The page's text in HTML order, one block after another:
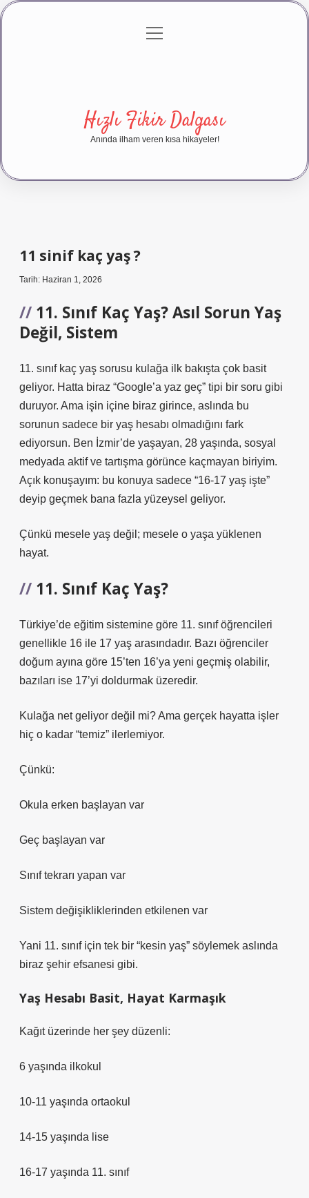
Gizlilik Politikası
menüyü
Hızlı Fikir Dalgası
Anında ilham veren kısa hikayeler!
11 sinif kaç yaş ?
Tarih: Haziran 1, 2026
11. Sınıf Kaç Yaş? Asıl Sorun Yaş
Değil, Sistem
11. sınıf kaç yaş sorusu kulağa ilk bakışta çok basit
geliyor. Hatta biraz “Google’a yaz geç” tipi bir soru gibi
duruyor. Ama işin içine biraz girince, aslında bu
sorunun sadece bir yaş hesabı olmadığını fark
ediyorsun. Ben İzmir’de yaşayan, 28 yaşında, sosyal
medyada aktif ve tartışma görünce kaçmayan biriyim.
Açık konuşayım: bu konuya sadece “16-17 yaş işte”
deyip geçmek bana fazla yüzeysel geliyor.
Çünkü mesele yaş değil; mesele o yaşa yüklenen
hayat.
11. Sınıf Kaç Yaş?
Türkiye’de eğitim sistemine göre 11. sınıf öğrencileri
genellikle 16 ile 17 yaş arasındadır. Bazı öğrenciler
doğum ayına göre 15’ten 16’ya yeni geçmiş olabilir,
bazıları ise 17’yi doldurmak üzeredir.
Kulağa net geliyor değil mi? Ama gerçek hayatta işler
hiç o kadar “temiz” ilerlemiyor.
Çünkü:
Okula erken başlayan var
Geç başlayan var
Sınıf tekrarı yapan var
Sistem değişikliklerinden etkilenen var
Yani 11. sınıf için tek bir “kesin yaş” söylemek aslında
biraz şehir efsanesi gibi.
Yaş Hesabı Basit, Hayat Karmaşık
Kağıt üzerinde her şey düzenli:
6 yaşında ilkokul
10-11 yaşında ortaokul
14-15 yaşında lise
16-17 yaşında 11. sınıf